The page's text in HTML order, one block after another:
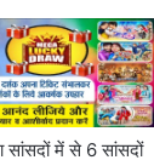
सांसदों में से 6 सांसदों